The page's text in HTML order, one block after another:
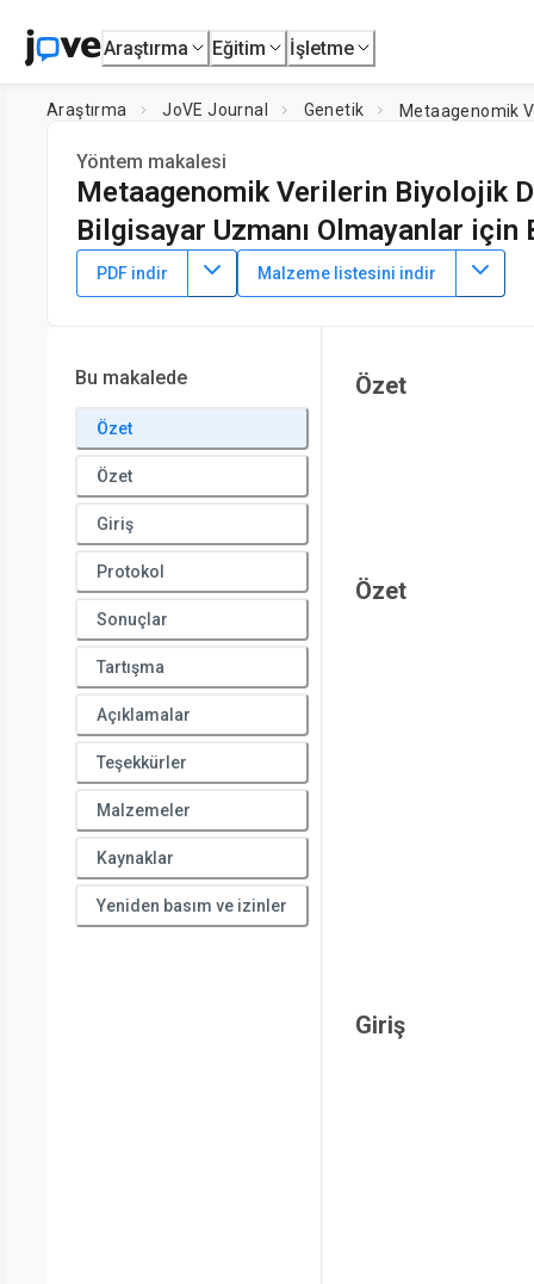
Araştırma Eğitim İşletme
Araştırma JoVE Journal Genetik
Yöntem makalesi
Metaagenomik Verilerin Biyolojik
Bilgisayar Uzmanı Olmayanlar
DOI: 10.3791/62250 ⸱ 25 Eylül 2021
Zhencheng Fang1,2,Hongwei Zhou1,3
PDF indir Malzeme listesini indir
Bu makalede
Özet
Özet
Giriş
Protokol
Sonuçlar
Tartışma
Açıklamalar
Teşekkürler
Malzemeler
Kaynaklar
Yeniden basım ve izinler
Özet
Özet
Giriş